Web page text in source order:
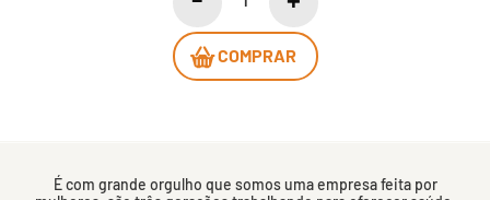
COMPRAR
É com grande orgulho que somos uma empresa feita por